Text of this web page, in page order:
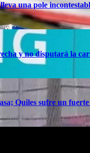
una pole
y no disputará la
Quiles sufre un